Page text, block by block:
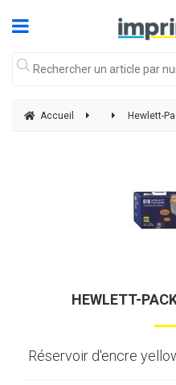
Accueil Hewlett-
HEWLETT-
Réservoir d'encre